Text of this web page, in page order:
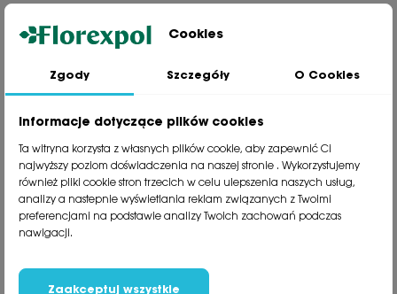
Jesteśmy wiodącą firmą wysyłkową roślin na terenie Polski. Od ponad
30 lat dzielimy się z naszymi Klientami naszą pasją, doświadczeniem i
81 533 23 05
phone81 533 30 50
phone 81 533 82 20
Polecane kategorie
Informacje
Cookies
Zgody Szczegóły O Cookies
Informacje dotyczące plików cookies
Ta witryna korzysta z własnych plików cookie, aby zapewnić Ci
najwyższy poziom doświadczenia na naszej stronie . Wykorzystujemy
również pliki cookie stron trzecich w celu ulepszenia naszych usług,
analizy a nastepnie wyświetlania reklam związanych z Twoimi
preferencjami na podstawie analizy Twoich zachowań podczas
nawigacji.
Zaakceptuj wszystkie